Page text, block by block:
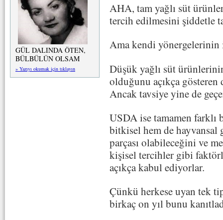
GÜL DALINDA ÖTEN,
BÜLBÜLÜN OLSAM
» Yazıyı okumak için tıklayın
AHA, tam yağlı süt
tercih edilmesini şiddetle
Ama kendi yönergelerinin
Düşük yağlı süt
olduğunu açıkça
Ancak tavsiye yine de
USDA ise tamamen farklı
bitkisel hem de hayvansal
parçası olabileceğini ve
kişisel tercihler gibi
açıkça kabul ediyorlar.
Çünkü herkese uyan tek
birkaç on yıl bunu